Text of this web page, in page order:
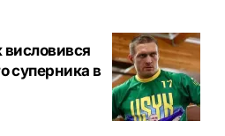
суперника в